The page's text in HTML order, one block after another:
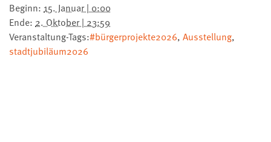
Beginn: 15. Januar | 0:00
Ende: 2. Oktober | 23:59
Veranstaltung-Tags:#bürgerprojekte2026, Ausstellung,
stadtjubiläum2026